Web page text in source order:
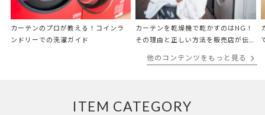
カーテンのプロが教える！コインラ
ンドリーでの洗濯ガイド
カーテンを乾燥機で乾かすのはNG！
その理由と正しい方法を販売店が伝
他のコンテンツをもっと見る
ITEM CATEGORY